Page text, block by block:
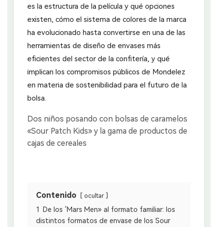
es la estructura de la película y qué opciones
existen, cómo el sistema de colores de la marca
ha evolucionado hasta convertirse en una de las
herramientas de diseño de envases más
eficientes del sector de la confitería, y qué
implican los compromisos públicos de Mondelez
en materia de sostenibilidad para el futuro de la
bolsa.
Contenido ocultar
1
De los ’Mars Men» al formato familiar: los
distintos formatos de envase de los Sour